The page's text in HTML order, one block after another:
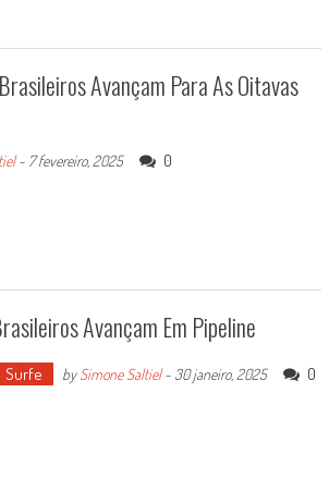
Avançam Para As Oitavas
- 7 fevereiro, 2025 0
Avançam Em Pipeline
Surfe bySimone Saltiel- 30 janeiro, 2025 0